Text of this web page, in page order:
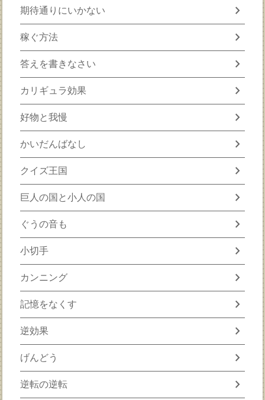
期待通りにいかない chevron_right
稼ぐ方法 chevron_right
答えを書きなさい chevron_right
カリギュラ効果 chevron_right
好物と我慢 chevron_right
かいだんばなし chevron_right
クイズ王国 chevron_right
巨人の国と小人の国 chevron_right
ぐうの音も chevron_right
小切手 chevron_right
カンニング chevron_right
記憶をなくす chevron_right
逆効果 chevron_right
げんどう chevron_right
逆転の逆転 chevron_right